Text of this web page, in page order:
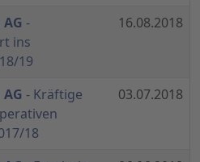
-
ins
19
16.08.2018
- Kräftige
18
03.07.2018